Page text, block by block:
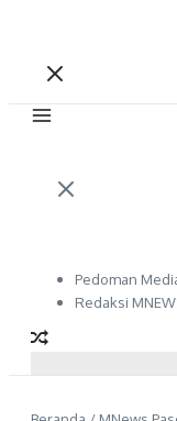
Pedoman
Redaksi